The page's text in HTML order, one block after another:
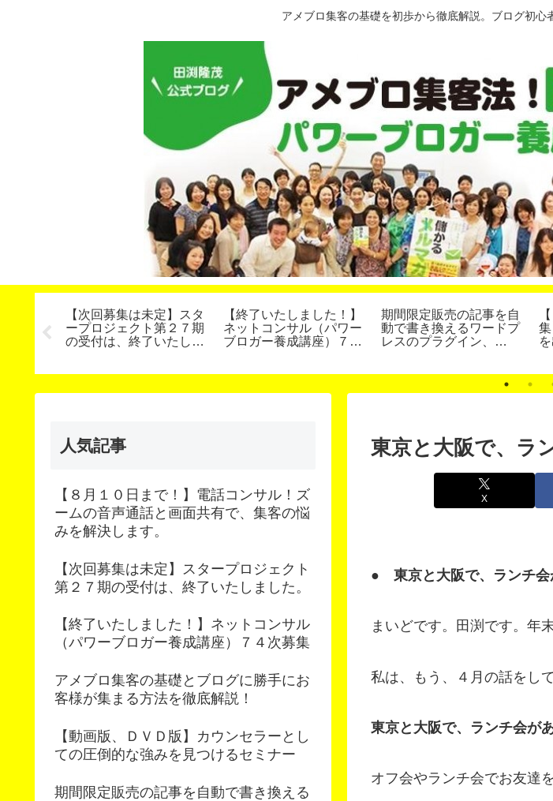
アメブロ集客の基礎を初歩から徹底解説。ブログ初心
アドバ
【次回募集は未定】スタ
ープロジェクト第２７期
の受付は、終了いたしま
【終了いたしました！】
ネットコンサル（パワー
ブロガー養成講座）７４
期間限定販売の記事を自
動で書き換えるワードプ
レスのプラグイン、
東京と大阪で、ラ
X
● 東京と大阪で、ランチ会
まいどです。田渕です。年
私は、もう、４月の話をし
東京と大阪で、ランチ会が
オフ会やランチ会でお友達
人気記事
【８月１０日まで！】電話コンサル！ズ
ームの音声通話と画面共有で、集客の悩
みを解決します。
【次回募集は未定】スタープロジェクト
第２７期の受付は、終了いたしました。
【終了いたしました！】ネットコンサル
（パワーブロガー養成講座）７４次募集
アメブロ集客の基礎とブログに勝手にお
客様が集まる方法を徹底解説！
【動画版、ＤＶＤ版】カウンセラーとし
ての圧倒的な強みを見つけるセミナー
期間限定販売の記事を自動で書き換える